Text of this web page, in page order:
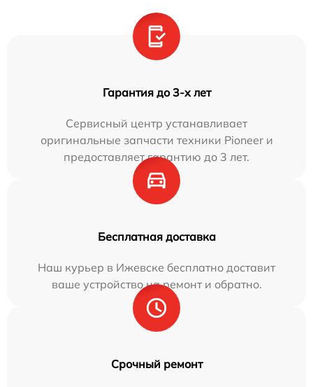
Гарантия до 3-х лет
Сервисный центр устанавливает
оригинальные запчасти техники Pioneer и
предоставляет гарантию до 3 лет.
Бесплатная доставка
Наш курьер в Ижевске бесплатно доставит
ваше устройство на ремонт и обратно.
Срочный ремонт